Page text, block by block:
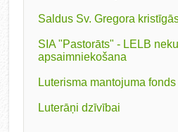
Saldus Sv. Gregora
SIA "Pastorāts" - LELB
apsaimniekošana
Luterisma mantojuma fonds
Luterāņi dzīvībai